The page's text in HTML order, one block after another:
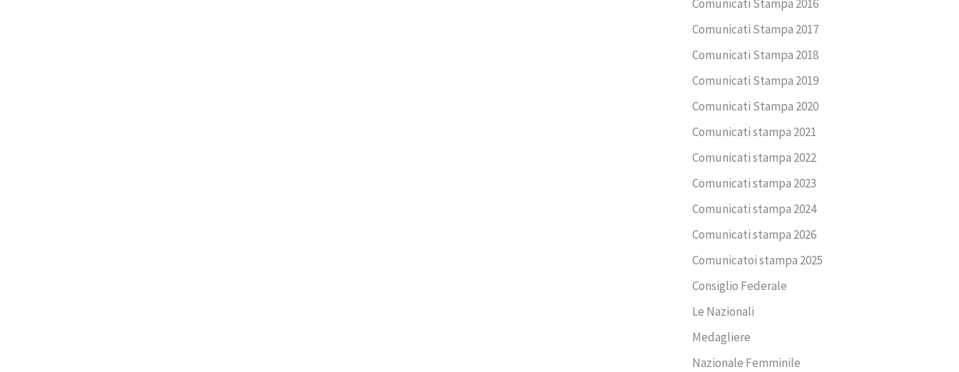
Comunicati Stampa 2016
Comunicati Stampa 2017
Comunicati Stampa 2018
Comunicati Stampa 2019
Comunicati Stampa 2020
Comunicati stampa 2021
Comunicati stampa 2022
Comunicati stampa 2023
Comunicati stampa 2024
Comunicati stampa 2026
Comunicatoi stampa 2025
Consiglio Federale
Le Nazionali
Medagliere
Nazionale Femminile